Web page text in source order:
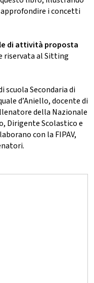
approfondire i concetti
di attività proposta
riservata al Sitting
scuola Secondaria di
d’Aniello, docente di
della Nazionale
Dirigente Scolastico e
con la FIPAV,